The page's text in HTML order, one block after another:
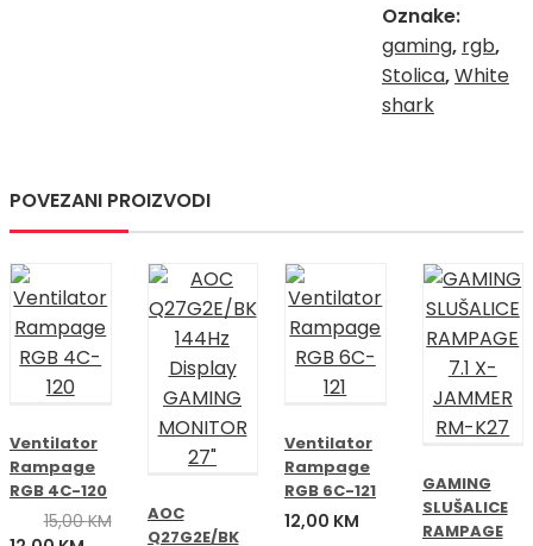
Oznake:
gaming, rgb,
Stolica,White
shark
POVEZANI PROIZVODI
Ventilator
Rampage
RGB 4C-120
15,00KM
AOC
Q27G2E/BK
Ventilator
Rampage
RGB 6C-121
12,00 KM
GAMING
SLUŠALICE
RAMPAGE